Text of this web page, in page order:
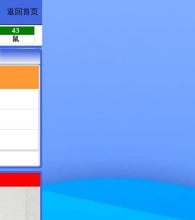
返回首页